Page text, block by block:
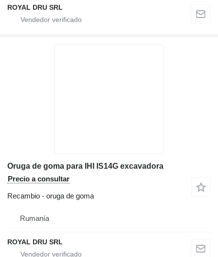
ROYAL DRU SRL
Oruga de goma para IHI IS14G excavadora
Precio a consultar
Recambio - oruga de goma
Rumanía
ROYAL DRU SRL